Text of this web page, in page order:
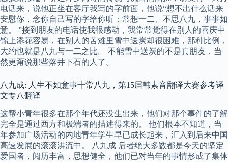
电话来，说他正坐在客厅我写的字前面，他说“想不出什么话来
安慰你，念你自己写的字给你听：常想一二、不思八九，事事如
意。 ”接到朋友的电话使我很感动，我常常觉得在别人的喜庆中
锦上添花容易，在别人的苦难里雪中送炭却很困难，那种比例，
大约也就是八九与一二之比。 不能雪中送炭的不是真朋友，当
然更甭说那些落井下石的人了。
八九成: 人生不如意事十常八九，第15届韩素音翻译大赛参考译
文专八翻译
这帮小青年很多在那个年代还没生出来，他们对那个事件的了解
完全是通过西方和极端者的描述得来的。 他们根本不知道，当
年参加广场活动的内地青年学生早已成长起来，汇入到后来中国
高速发展的滚滚洪流中。 八九成 后者绝大多数都是今天的坚定
爱国者，阅历丰富，思想健全，他们已对当年的事情形成了集体